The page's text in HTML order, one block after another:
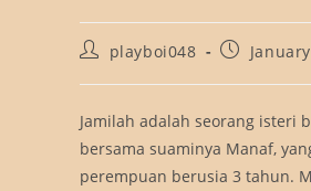
Postplayboi048
Post
Jamilah adalah seorang isteri
bersama suaminya Manaf,
perempuan berusia 3 tahun.